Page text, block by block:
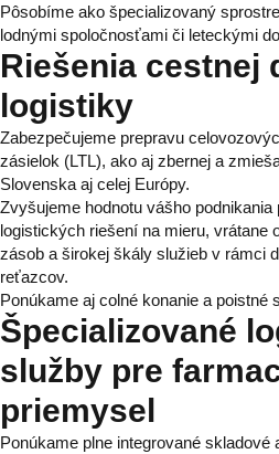
Pôsobíme ako špecializovaný
lodnými spoločnosťami či leteckými
Riešenia cestnej
logistiky
Zabezpečujeme prepravu
zásielok (LTL), ako aj zbernej a
Slovenska aj celej Európy.
Zvyšujeme hodnotu vášho podnikania
logistických riešení na mieru, vrátane
zásob a širokej škály služieb v rámci
reťazcov.
Ponúkame aj colné konanie a poistné
Špecializované
služby pre
priemysel
Ponúkame plne integrované skladové